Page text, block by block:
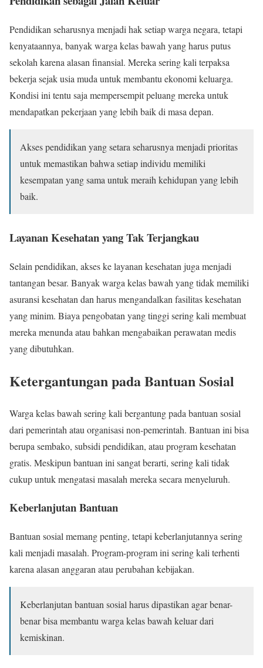
Pendidikan seharusnya menjadi hak setiap warga negara, tetapi
kenyataannya, banyak warga kelas bawah yang harus putus
sekolah karena alasan finansial. Mereka sering kali terpaksa
bekerja sejak usia muda untuk membantu ekonomi keluarga.
Kondisi ini tentu saja mempersempit peluang mereka untuk
mendapatkan pekerjaan yang lebih baik di masa depan.
Akses pendidikan yang setara seharusnya menjadi prioritas
untuk memastikan bahwa setiap individu memiliki
kesempatan yang sama untuk meraih kehidupan yang lebih
baik.
Layanan Kesehatan yang Tak Terjangkau
Selain pendidikan, akses ke layanan kesehatan juga menjadi
tantangan besar. Banyak warga kelas bawah yang tidak memiliki
asuransi kesehatan dan harus mengandalkan fasilitas kesehatan
yang minim. Biaya pengobatan yang tinggi sering kali membuat
mereka menunda atau bahkan mengabaikan perawatan medis
yang dibutuhkan.
Ketergantungan pada Bantuan Sosial
Warga kelas bawah sering kali bergantung pada bantuan sosial
dari pemerintah atau organisasi non-pemerintah. Bantuan ini bisa
berupa sembako, subsidi pendidikan, atau program kesehatan
gratis. Meskipun bantuan ini sangat berarti, sering kali tidak
cukup untuk mengatasi masalah mereka secara menyeluruh.
Keberlanjutan Bantuan
Bantuan sosial memang penting, tetapi keberlanjutannya sering
kali menjadi masalah. Program-program ini sering kali terhenti
karena alasan anggaran atau perubahan kebijakan.
Keberlanjutan bantuan sosial harus dipastikan agar benar-
benar bisa membantu warga kelas bawah keluar dari
kemiskinan.